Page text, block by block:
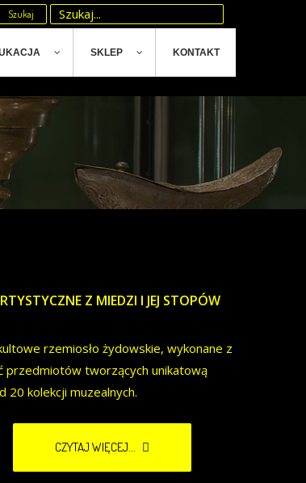
Szukaj
SKLEP KONTAKT
Z MIEDZI I JEJ STOPÓW
rzemiosło żydowskie, wykonane z
przedmiotów tworzących unikatową
20 kolekcji muzealnych.
CZYTAJ WIĘCEJ...